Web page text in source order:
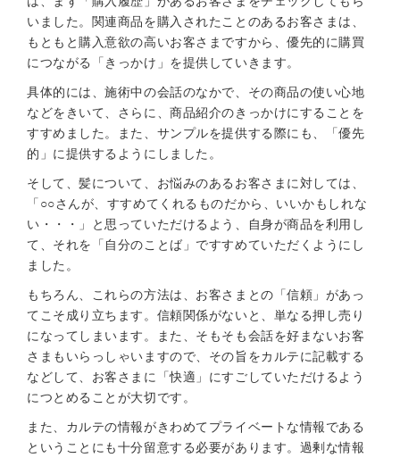
いました。関連商品を購入されたことのあるお客さまは、
もともと購入意欲の高いお客さまですから、優先的に購買
につながる「きっかけ」を提供していきます。
具体的には、施術中の会話のなかで、その商品の使い心地
などをきいて、さらに、商品紹介のきっかけにすることを
すすめました。また、サンプルを提供する際にも、「優先
的」に提供するようにしました。
そして、髪について、お悩みのあるお客さまに対しては、
「○○さんが、すすめてくれるものだから、いいかもしれな
い・・・」と思っていただけるよう、自身が商品を利用し
て、それを「自分のことば」ですすめていただくようにし
ました。
もちろん、これらの方法は、お客さまとの「信頼」があっ
てこそ成り立ちます。信頼関係がないと、単なる押し売り
になってしまいます。また、そもそも会話を好まないお客
さまもいらっしゃいますので、その旨をカルテに記載する
などして、お客さまに「快適」にすごしていただけるよう
につとめることが大切です。
また、カルテの情報がきわめてプライベートな情報である
ということにも十分留意する必要があります。過剰な情報